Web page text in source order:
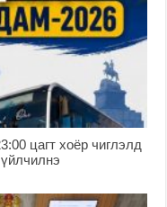
цагт хоёр чиглэлд